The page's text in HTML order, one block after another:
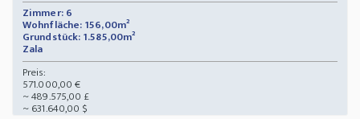
Zimmer: 6
Wohnfläche: 156,00m²
Grundstück: 1.585,00m²
Zala
Preis:
571.000,00 €
~ 489.575,00 £
~ 631.640,00 $